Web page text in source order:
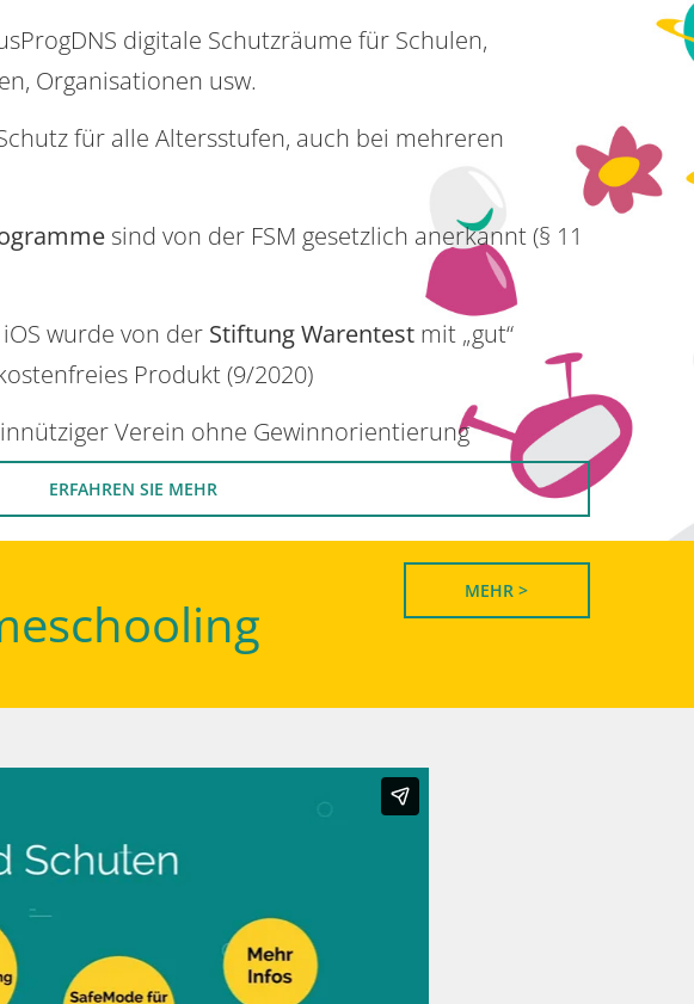
digitale Schutzräume für Schulen,
Organisationen usw.
für alle Altersstufen, auch bei mehreren
sind von der FSM gesetzlich anerkannt (§ 11
wurde von der Stiftung Warentestmit „gut“
Produkt (9/2020)
Verein ohne Gewinnorientierung
ERFAHREN SIE MEHR
MEHR >